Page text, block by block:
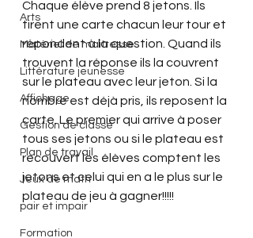
Arts
Matériel de maitresse
Littérature jeunesse
Affichage
Gestion de classe
Plan de travail
Jeux de math
pair et impair
Formation
Chaque élève prend 8 jetons. Ils
tirent une carte chacun leur tour et
répondent à la question. Quand ils
trouvent la réponse ils la couvrent
sur le plateau avec leur jeton. Si la
nombre est déjà pris, ils reposent la
carte. Le premier qui arrive à poser
tous ses jetons ou si le plateau est
recouvert les élèves comptent les
jetons et celui qui en a le plus sur le
plateau de jeu à gagner!!!!!